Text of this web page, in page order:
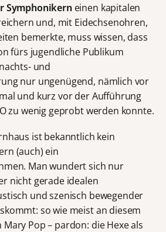
Symphonikerneinen kapitalen
und, mit Eidechsenohren,
bemerkte, muss wissen, dass
fürs jugendliche Publikum
und
nur ungenügend, nämlich vor
und kurz vor der Aufführung
zu wenig geprobt werden konnte.
ist bekanntlich kein
(auch) ein
Man wundert sich nur
nicht gerade idealen
und szenisch bewegender
so wie meist an diesem
Pop – pardon: die Hexe als